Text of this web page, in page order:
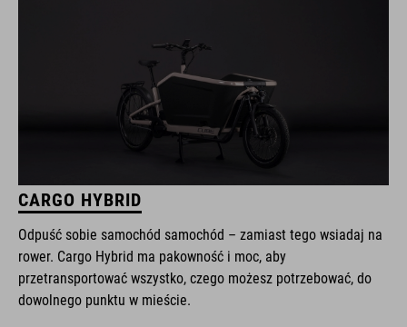
CARGO HYBRID
Odpuść sobie samochód samochód – zamiast tego wsiadaj na
rower. Cargo Hybrid ma pakowność i moc, aby
przetransportować wszystko, czego możesz potrzebować, do
dowolnego punktu w mieście.